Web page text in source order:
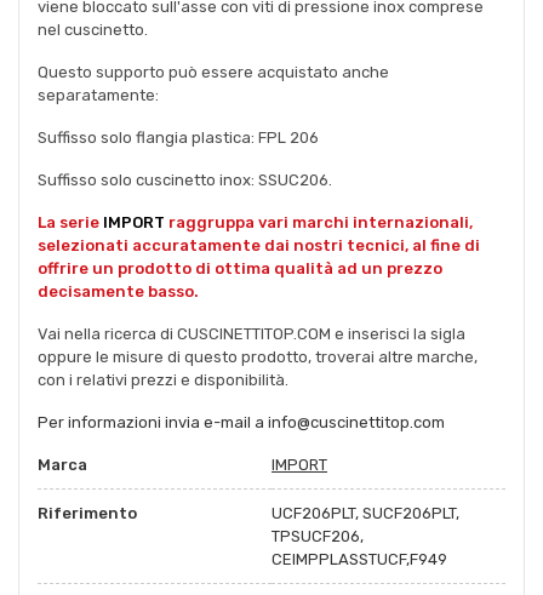
viene bloccato sull'asse con viti di pressione inox comprese
nel cuscinetto.
Questo supporto può essere acquistato anche
separatamente:
Suffisso solo flangia plastica: FPL 206
Suffisso solo cuscinetto inox: SSUC206.
La serie IMPORT raggruppa vari marchi internazionali,
selezionati accuratamente dai nostri tecnici, al fine di
offrire un prodotto di ottima qualità ad un prezzo
decisamente basso.
Vai nella ricerca di CUSCINETTITOP.COM e inserisci la sigla
oppure le misure di questo prodotto, troverai altre marche,
con i relativi prezzi e disponibilità.
Per informazioni invia e-mail a info@cuscinettitop.com
Marca IMPORT
Riferimento
UCF206PLT, SUCF206PLT,
TPSUCF206,
CEIMPPLASSTUCF,F949